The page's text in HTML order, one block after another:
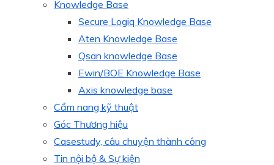
Knowledge Base
Secure Logiq Knowledge Base
Aten Knowledge Base
Qsan knowledge Base
Ewin/BOE Knowledge Base
Axis knowledge base
Cẩm nang kỹ thuật
Góc Thương hiệu
Casestudy, câu chuyện thành công
Tin nội bộ & Sự kiện